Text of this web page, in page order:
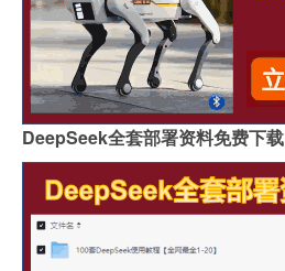
DeepSeek全套部署资料免费下载